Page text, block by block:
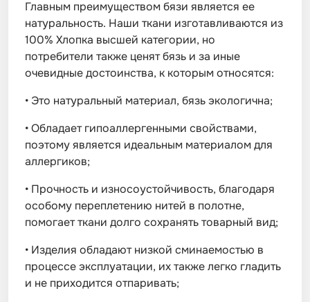
Главным преимуществом бязи является ее
натуральность. Наши ткани изготавливаются из
100% Хлопка высшей категории, но
потребители также ценят бязь и за иные
очевидные достоинства, к которым относятся:
• Это натуральный материал, бязь экологична;
•Обладает гипоаллергенными свойствами,
поэтому является идеальным материалом для
аллергиков;
• Прочность и износоустойчивость, благодаря
особому переплетению нитей в полотне,
помогает ткани долго сохранять товарный вид;
• Изделия обладают низкой сминаемостью в
процессе эксплуатации, их также легко гладить
и не приходится отпаривать;